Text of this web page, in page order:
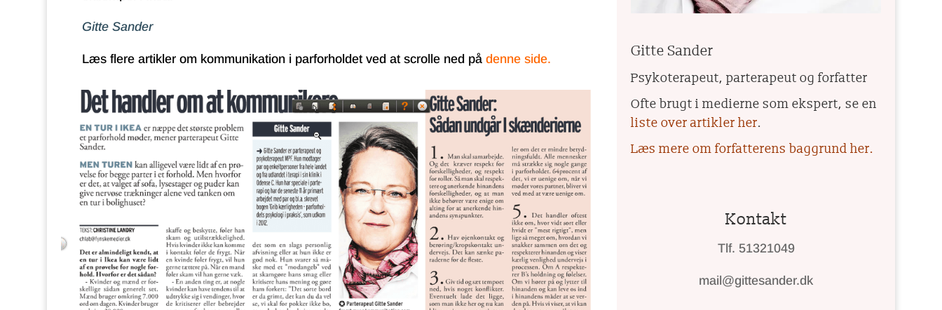
Gitte Sander
Læs flere artikler om kommunikation i parforholdet ved at scrolle ned pådenne side. Gitte Sander
Psykoterapeut, parterapeut og forfatter
Ofte brugt i medierne som ekspert, se en
liste over artikler her.
Læs mere om forfatterens baggrund her.
Kontakt
Tlf. 51321049
mail@gittesander.dk